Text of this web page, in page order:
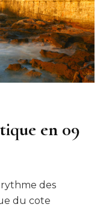
en 09
des
du cote